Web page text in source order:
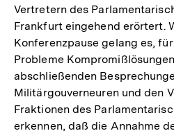
Vertretern des
Frankfurt eingehend erörtert.
Konferenzpause gelang es,
Probleme
abschließenden
Militärgouverneuren und den
Fraktionen des
erkennen, daß die Annahme